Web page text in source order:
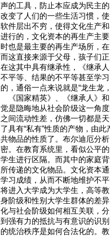
声的工具，防止本应成为民主
改变了人们的一些生活习惯，
软件层出不穷，使得文化生产
进行的，文化资本的再生产主
时也是最主要的再生产场所，
而这直接来源于父母，孩子们
在这其中具有继承性，《继承
不平等、结果的不平等甚至学
的，通俗一点来说就是“龙生龙
《国家精英》、《继承人》
觉是隐晦地从社会阶级这一角
之间流动性差，仿佛一切都是
了具有“私有”性质的产物，由
共物品的性质了。布尔迪厄分
密。在教育系统里，看似公平
学生进行区隔。而其中的家庭
所传递的文化物品。文化资本
学习成绩，从而不断地维护不
将进入大学成为大学生，高等
身阶级和性别大学生群体的差
化与社会阶级如何相互关联，
到强有力的抵抗与有意识的识
的统治秩序是如何合法化的。